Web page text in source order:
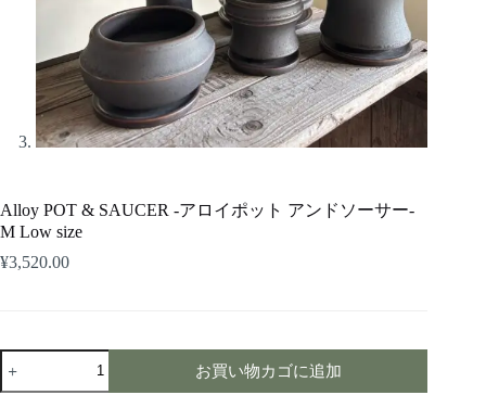
Alloy POT & SAUCER -アロイポット アンドソーサー-
M Low size
¥3,520.00
お買い物カゴに追加